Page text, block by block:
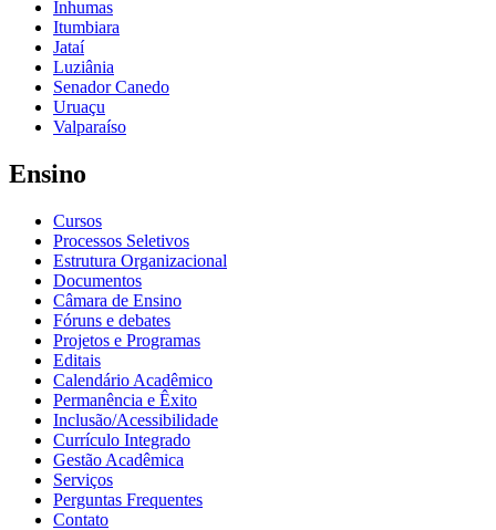
Inhumas
Itumbiara
Jataí
Luziânia
Senador Canedo
Uruaçu
Valparaíso
Ensino
Cursos
Processos Seletivos
Estrutura Organizacional
Documentos
Câmara de Ensino
Fóruns e debates
Projetos e Programas
Editais
Calendário Acadêmico
Permanência e Êxito
Inclusão/Acessibilidade
Currículo Integrado
Gestão Acadêmica
Serviços
Perguntas Frequentes
Contato